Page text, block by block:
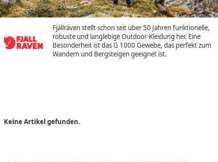
Kundenbereich
Wunschzettel
Fjällräven stellt schon seit über 50 Jahren funktionelle,
robuste und langlebige Outdoor-Kleidung her. Eine
Besonderheit ist das G 1000 Gewebe, das perfekt zum
Wandern und Bergsteigen geeignet ist.
Keine Artikel gefunden.